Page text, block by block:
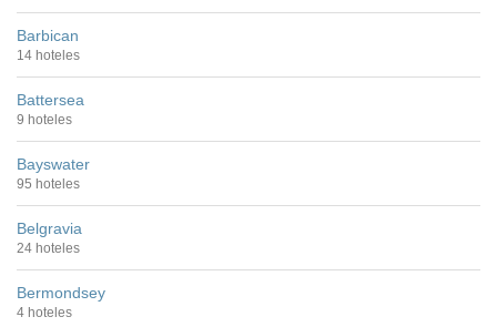
Barbican
14 hoteles
Battersea
9 hoteles
Bayswater
95 hoteles
Belgravia
24 hoteles
Bermondsey
4 hoteles